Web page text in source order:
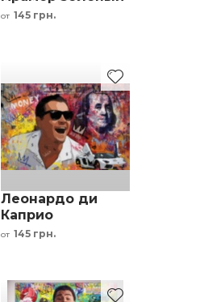
фиолетовый
от 145 грн.
Леонардо ди
Каприо
Франклин
от 145 грн.